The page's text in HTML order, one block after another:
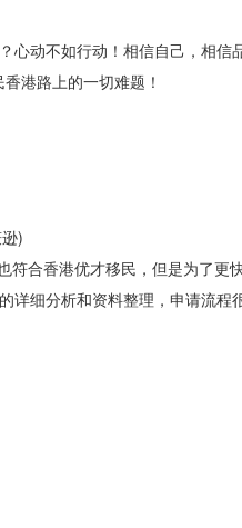
心动不如行动！相信自己，相
港路上的一切难题！
)
合香港优才移民，但是为了
详细分析和资料整理，申请流